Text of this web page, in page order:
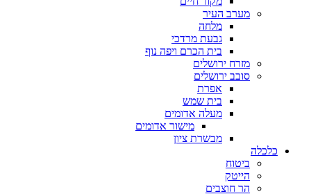
מערב העיר
מלחה
גבעת מרדכי
בית הכרם ויפה נוף
מזרח ירושלים
סובב ירושלים
אפרת
בית שמש
מעלה אדומים
מישור אדומים
מבשרת ציון
כלכלה
ביטוח
הייטק
הר חוצבים